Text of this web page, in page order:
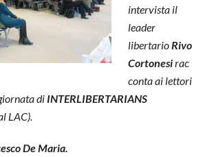
intervista il
leader
libertario Rivo
Cortonesirac
conta ai lettori
di INTERLIBERTARIANS
LAC).
De Maria.